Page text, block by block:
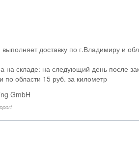
доставку по г.Владимиру и
на складе: на следующий день после
по области 15 руб. за километр
GmbH